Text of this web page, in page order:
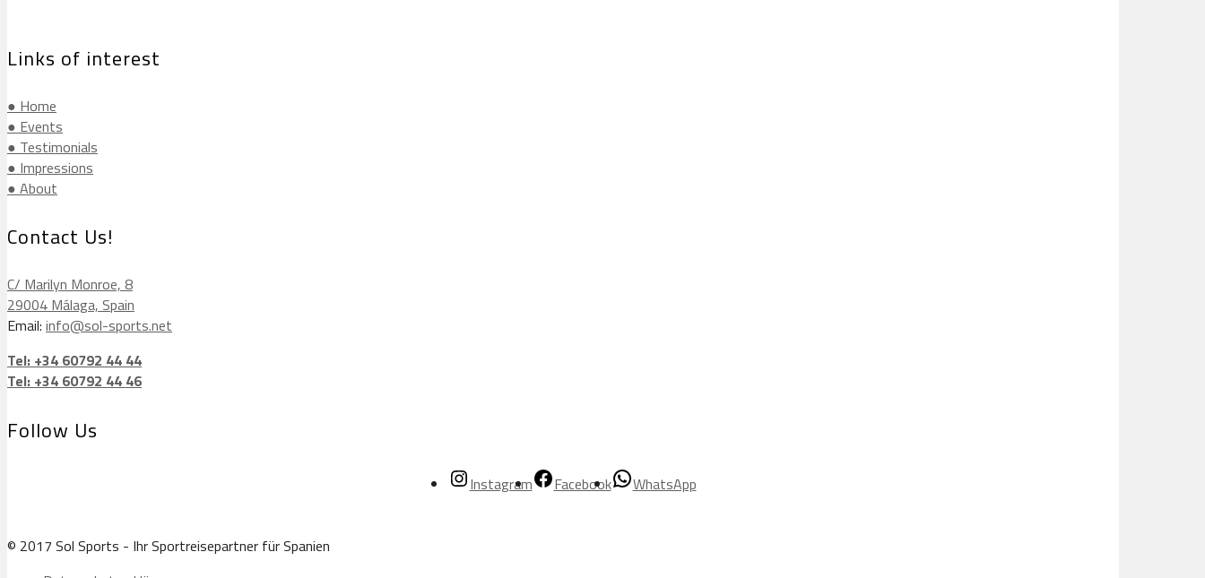
Links of interest
● Home
● Events
● Testimonials
● Impressions
● About
Contact Us!
C/ Marilyn Monroe, 8
29004 Málaga, Spain
Email: info@sol-sports.net
Tel: +34 60792 44 44
Tel: +34 60792 44 46
Follow Us
Instagram Facebook WhatsApp
© 2017 Sol Sports - Ihr Sportreisepartner für Spanien